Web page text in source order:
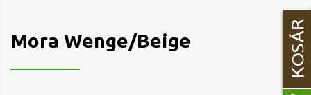
Mora Wenge/Beige